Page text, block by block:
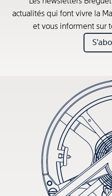
actualités qui font vivre la
et vous informent sur